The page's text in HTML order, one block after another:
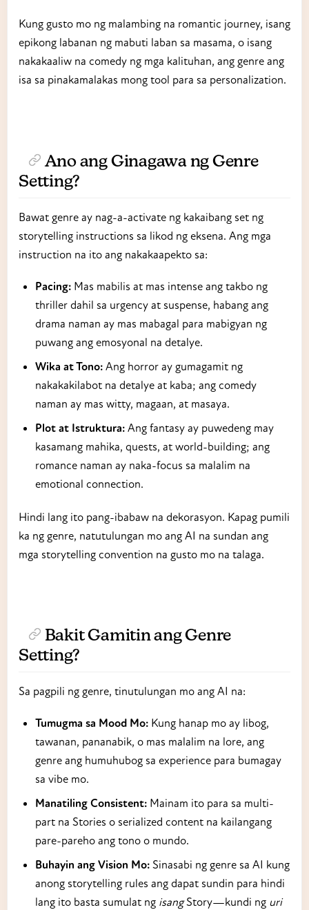
Kung gusto mo ng malambing na romantic journey, isang
epikong labanan ng mabuti laban sa masama, o isang
nakakaaliw na comedy ng mga kalituhan, ang genre ang
isa sa pinakamalakas mong tool para sa personalization.
Ano ang Ginagawa ng Genre
Setting?
Bawat genre ay nag-a-activate ng kakaibang set ng
storytelling instructions sa likod ng eksena. Ang mga
instruction na ito ang nakakaapekto sa:
Pacing:Mas mabilis at mas intense ang takbo ng
thriller dahil sa urgency at suspense, habang ang
drama naman ay mas mabagal para mabigyan ng
puwang ang emosyonal na detalye.
Wika at Tono:Ang horror ay gumagamit ng
nakakakilabot na detalye at kaba; ang comedy
naman ay mas witty, magaan, at masaya.
Plot at Istruktura:Ang fantasy ay puwedeng may
kasamang mahika, quests, at world-building; ang
romance naman ay naka-focus sa malalim na
emotional connection.
Hindi lang ito pang-ibabaw na dekorasyon. Kapag pumili
ka ng genre, natutulungan mo ang AI na sundan ang
mga storytelling convention na gusto mo na talaga.
Bakit Gamitin ang Genre
Setting?
Sa pagpili ng genre, tinutulungan mo ang AI na:
Tumugma sa Mood Mo:Kung hanap mo ay libog,
tawanan, pananabik, o mas malalim na lore, ang
genre ang humuhubog sa experience para bumagay
sa vibe mo.
Manatiling Consistent:Mainam ito para sa multi-
part na Stories o serialized content na kailangang
pare-pareho ang tono o mundo.
Buhayin ang Vision Mo:Sinasabi ng genre sa AI kung
anong storytelling rules ang dapat sundin para hindi
lang ito basta sumulat ng isangStory—kundi ng uri